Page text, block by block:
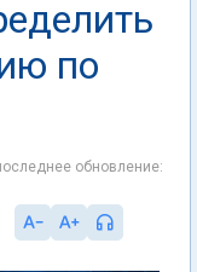
по
обновление: